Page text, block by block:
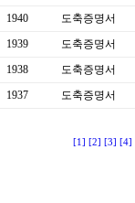
1940
도축증명서
1939
도축증명서
1938
도축증명서
1937
도축증명서
[1] [2] [3] [4]